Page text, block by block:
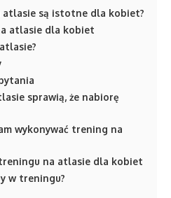
atlasie są istotne dla kobiet?
atlasie dla kobiet
sprawią, że nabiorę
wykonywać trening na
na atlasie dla kobiet
w treningu?